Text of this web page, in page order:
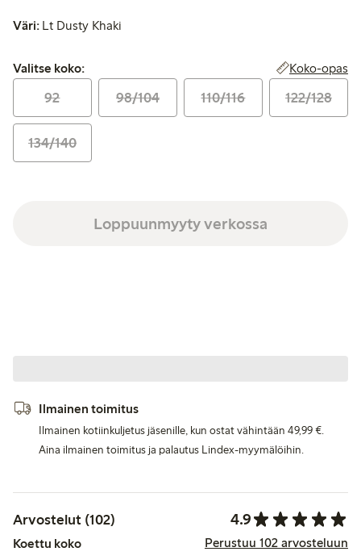
Väri: Lt Dusty Khaki
Valitse koko:
Valitse koko: Koko-opas
92 98/104 110/116 122/128
134/140
Loppuunmyyty verkossa
Ilmainen toimitus
Ilmainen kotiinkuljetus jäsenille, kun ostat vähintään 49,99 €.
Aina ilmainen toimitus ja palautus Lindex-myymälöihin.
Arvostelut (102) 4.9
Koettu koko Perustuu 102 arvosteluun